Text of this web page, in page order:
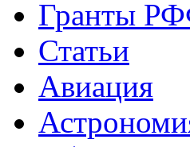
Гранты
Статьи
Авиация